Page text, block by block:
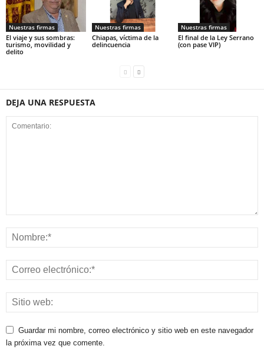
Nuestras firmas
El viaje y sus sombras:
turismo, movilidad y
delito
Nuestras firmas
Chiapas, víctima de la
delincuencia
Nuestras firmas
El final de la Ley Serrano
(con pase VIP)
DEJA UNA RESPUESTA
Guardar mi nombre, correo electrónico y sitio web en este navegador
la próxima vez que comente.